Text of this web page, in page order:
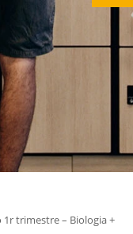
1r trimestre – Biologia +